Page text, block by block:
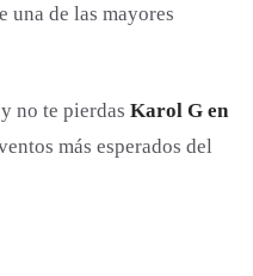
una de las mayores
y no te pierdas Karol G en
más esperados del